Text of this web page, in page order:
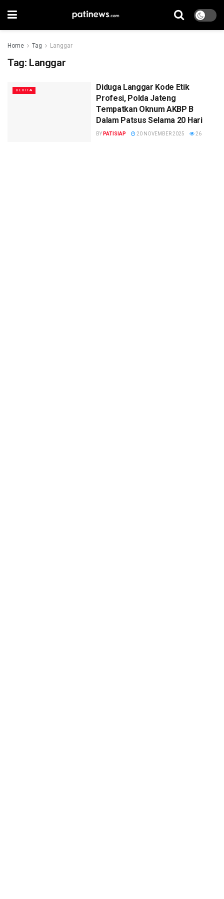
Home Tag Langgar
Tag: Langgar
BERITA
Diduga Langgar Kode Etik
Profesi, Polda Jateng
Tempatkan Oknum AKBP B
Dalam Patsus Selama 20 Hari
BY PATISIAP 20 NOVEMBER 2025 26